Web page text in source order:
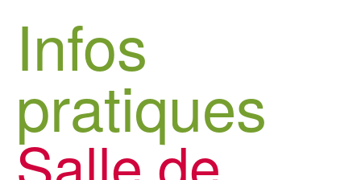
Infos
pratiques